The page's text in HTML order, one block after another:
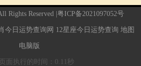
Rights Reserved | 粤ICP备2021097052号
今日运势查询网 12星座今日运势查询 地图
电脑版
面执行的时间：0.11秒